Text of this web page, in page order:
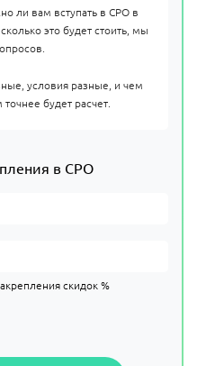
ли вам вступать в СРО в
это будет стоить, мы
условия разные, и чем
будет расчет.
в СРО
скидок %